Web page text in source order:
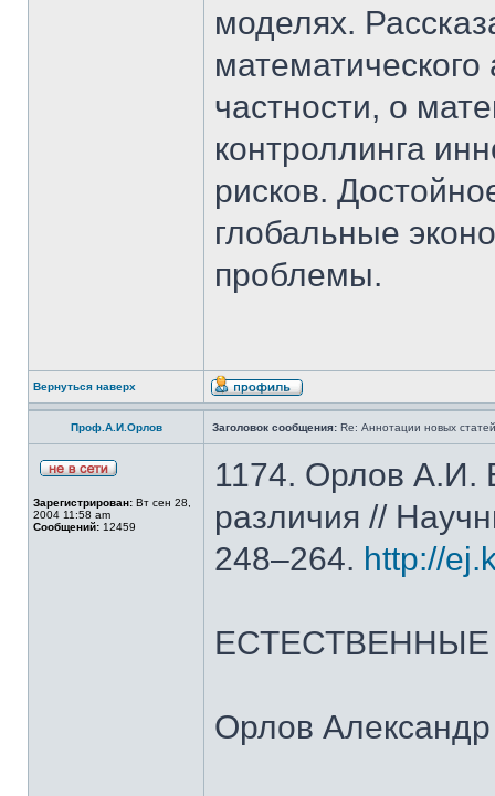
моделях.
математического
частности, о
контроллинга
рисков.
глобальные
проблемы.
Вернуться наверх
Проф.А.И.Орлов Заголовок сообщения: Re: Аннотации новых
Зарегистрирован: Вт сен 28,
2004 11:58 am
Сообщений: 12459
1174. Орлов А.И.
различия //
248–264. http://
Орлов